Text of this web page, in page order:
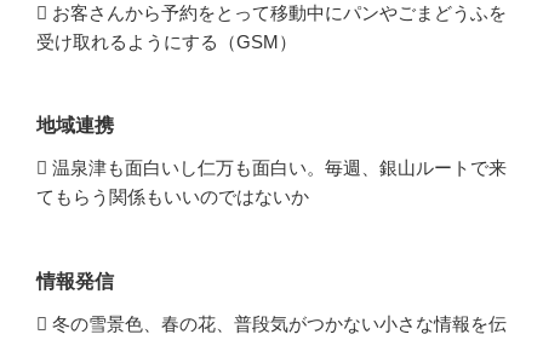
 お客さんから予約をとって移動中にパンやごまどうふを
受け取れるようにする（GSM）
地域連携
 温泉津も面白いし仁万も面白い。毎週、銀山ルートで来
てもらう関係もいいのではないか
情報発信
 冬の雪景色、春の花、普段気がつかない小さな情報を伝